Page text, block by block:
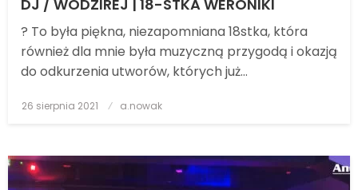
DJ / WODZIREJ | 18-STKA WERONIKI
? To była piękna, niezapomniana 18stka, która
również dla mnie była muzyczną przygodą i okazją
do odkurzenia utworów, których już…
Posted
26 sierpnia 2021 a.nowak